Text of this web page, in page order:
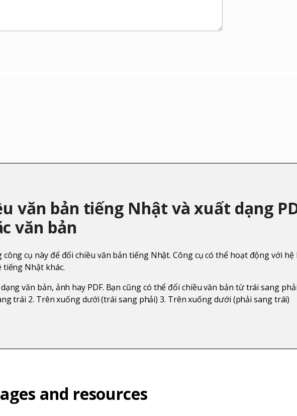
văn bản tiếng Nhật và xuất dạng
văn bản
công cụ này để đổi chiều văn bản tiếng Nhật. Công cụ có thể hoạt động với hệ
tiếng Nhật khác.
văn bản, ảnh hay PDF. Bạn cũng có thể đổi chiều văn bản từ trái sang phải
trái 2. Trên xuống dưới (trái sang phải) 3. Trên xuống dưới (phải sang trái)
and resources